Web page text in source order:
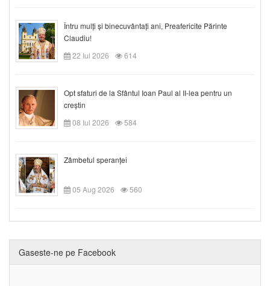
Întru mulți și binecuvântați ani, Preafericite Părinte
Claudiu!
22 Iul 2026
614
Opt sfaturi de la Sfântul Ioan Paul al II-lea pentru un
creștin
08 Iul 2026
584
Zâmbetul speranței
05 Aug 2026 560
Gaseste-ne pe Facebook